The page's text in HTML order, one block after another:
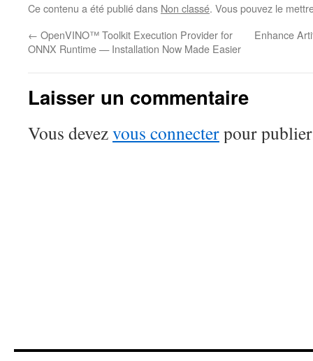
Ce contenu a été publié dans Non classé. Vous pouvez le
← OpenVINO™ Toolkit Execution Provider for
ONNX Runtime — Installation Now Made Easier
Enhance
Laisser un commentaire
Vous devezvous connecterpour